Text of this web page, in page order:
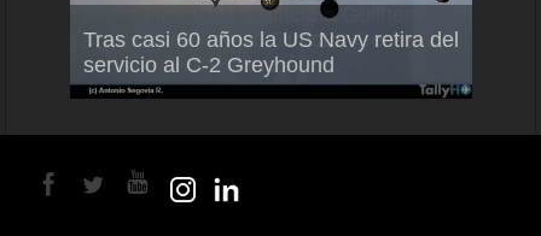
Tras casi 60 años la US Navy retira del
servicio al C-2 Greyhound
Air France-KLM anuncia a Guilhem
Mallet como nuevo Director General
para América Latina